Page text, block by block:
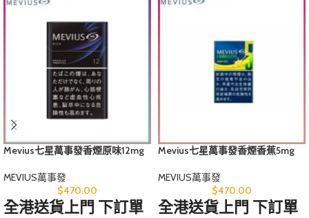
Mevius七星萬事發香煙原味12mg
MEVIUS萬事發
$470.00
全港送貨上門 下訂單
Mevius七星萬事發香煙香蕉5mg
MEVIUS萬事發
$470.00
全港送貨上門 下訂單